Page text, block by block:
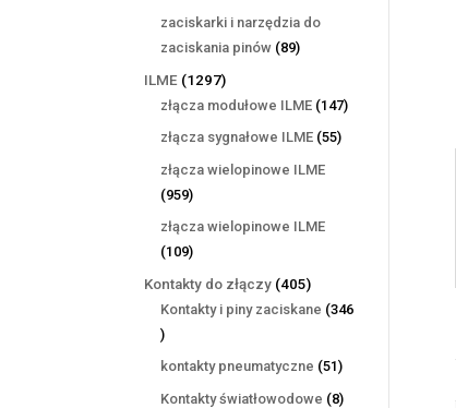
produktów
zaciskarki i narzędzia do
zaciskania pinów 8989
ILME 12971297
produktów
złącza modułowe ILME 147147
złącza sygnałowe ILME 5555
złącza wielopinowe ILME
959959
produktów
złącza wielopinowe ILME
109109
produktów
Kontakty do złączy 405405
produktów
Kontakty i piny zaciskane 346
346
produktów
kontakty pneumatyczne 5151
produktów
Kontakty światłowodowe 88